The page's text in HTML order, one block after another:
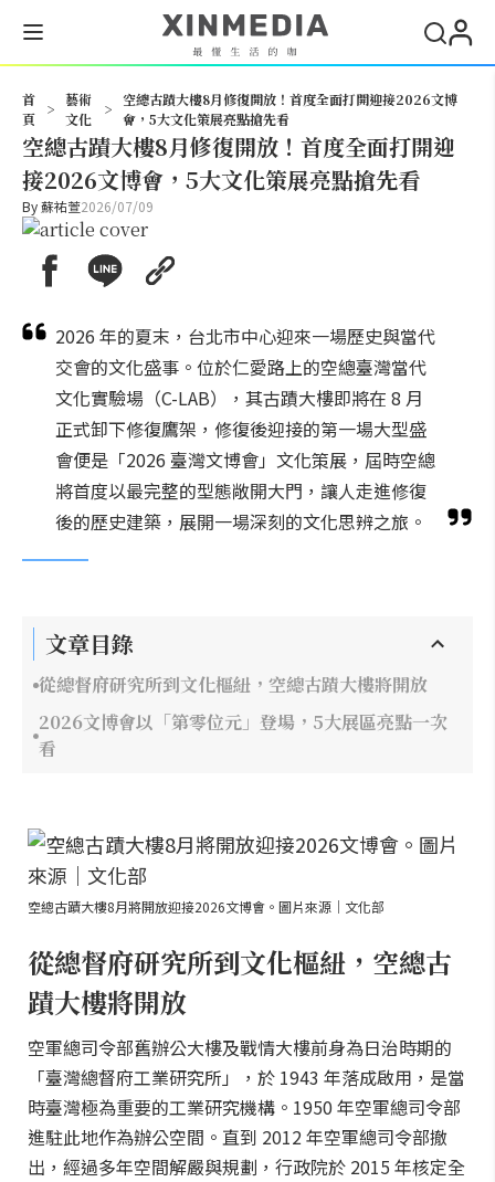
首
頁
>
藝術
文化
>
空總古蹟大樓8月修復開放！首度全面打開迎接2026文博
會，5大文化策展亮點搶先看
空總古蹟大樓8月修復開放！首度全面打開迎
接2026文博會，5大文化策展亮點搶先看
By蘇祐萱2026/07/09
2026 年的夏末，台北市中心迎來一場歷史與當代
交會的文化盛事。位於仁愛路上的空總臺灣當代
文化實驗場（C-LAB），其古蹟大樓即將在 8 月
正式卸下修復鷹架，修復後迎接的第一場大型盛
會便是「2026 臺灣文博會」文化策展，屆時空總
將首度以最完整的型態敞開大門，讓人走進修復
後的歷史建築，展開一場深刻的文化思辨之旅。
文章目錄
從總督府研究所到文化樞紐，空總古蹟大樓將開放
2026文博會以「第零位元」登場，5大展區亮點一次
看
空總古蹟大樓8月將開放迎接2026文博會。圖片來源｜文化部
從總督府研究所到文化樞紐，空總古
蹟大樓將開放
空軍總司令部舊辦公大樓及戰情大樓前身為日治時期的
「臺灣總督府工業研究所」，於 1943 年落成啟用，是當
時臺灣極為重要的工業研究機構。1950 年空軍總司令部
進駐此地作為辦公空間。直到 2012 年空軍總司令部撤
出，經過多年空間解嚴與規劃，行政院於 2015 年核定全